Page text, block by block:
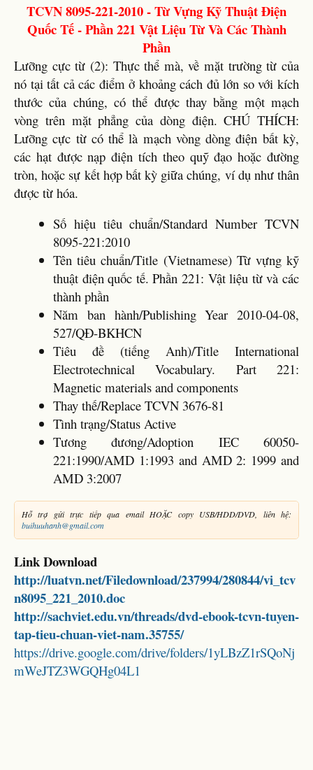
TCVN 8095-221-2010 - Từ Vựng Kỹ Thuật Điện
Quốc Tế - Phần 221 Vật Liệu Từ Và Các Thành
Phần
Lưỡng cực từ (2): Thực thể mà, về mặt trường từ của
nó tại tất cả các điểm ở khoảng cách đủ lớn so với kích
thước của chúng, có thể được thay bằng một mạch
vòng trên mặt phẳng của dòng điện. CHÚ THÍCH:
Lưỡng cực từ có thể là mạch vòng dòng điện bất kỳ,
các hạt được nạp điện tích theo quỹ đạo hoặc đường
tròn, hoặc sự kết hợp bất kỳ giữa chúng, ví dụ như thân
được từ hóa.
Số hiệu tiêu chuẩn/Standard Number TCVN
8095-221:2010
Tên tiêu chuẩn/Title (Vietnamese) Từ vựng kỹ
thuật điện quốc tế. Phần 221: Vật liệu từ và các
thành phần
Năm ban hành/Publishing Year 2010-04-08,
527/QĐ-BKHCN
Tiêu đề (tiếng Anh)/Title International
Electrotechnical Vocabulary. Part 221:
Magnetic materials and components
Thay thế/Replace TCVN 3676-81
Tình trạng/Status Active
Tương đương/Adoption IEC 60050-
221:1990/AMD 1:1993 and AMD 2: 1999 and
AMD 3:2007
Hỗ trợ gửi trực tiếp qua email HOẶC copy USB/HDD/DVD, liên hệ:
buihuuhanh@gmail.com
Link Download
http://luatvn.net/Filedownload/237994/280844/vi_tcv
n8095_221_2010.doc
http://sachviet.edu.vn/threads/dvd-ebook-tcvn-tuyen-
tap-tieu-chuan-viet-nam.35755/
https://drive.google.com/drive/folders/1yLBzZ1rSQoNj
mWeJTZ3WGQHg04L1